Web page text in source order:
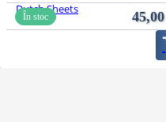
Dutch Sheets
În stoc 45,00